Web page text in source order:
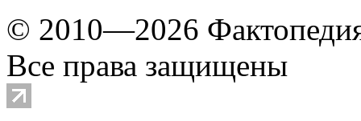
© 2010—2026
Все права защищены